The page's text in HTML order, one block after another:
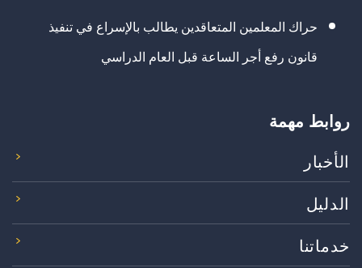
حراك المعلمين المتعاقدين يطالب بالإسراع في تنفيذ
قانون رفع أجر الساعة قبل العام الدراسي
روابط مهمة
الأخبار
الدليل
خدماتنا